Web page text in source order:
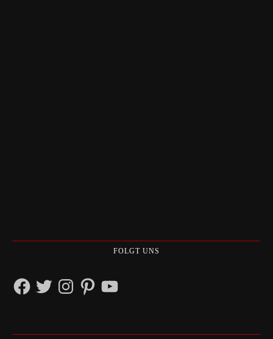
FOLGT UNS
FacebookTwitterInstagramPinterestYouTube